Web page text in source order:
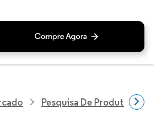
Pesquisa De Produtos